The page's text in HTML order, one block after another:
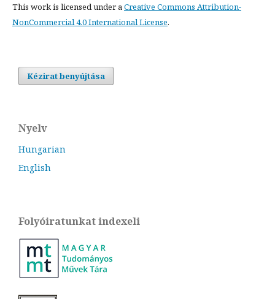
This work is licensed under aCreative Commons Attribution-
NonCommercial 4.0 International License.
Kézirat benyújtása
Nyelv
Hungarian
English
Folyóiratunkat indexeli